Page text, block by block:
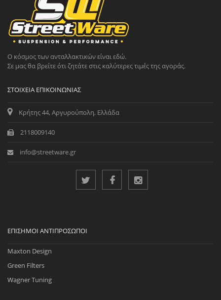
Ο κόσμος των ανταλλακτικών είναι εδώ.
Σε μας θα βρείτε ότι ζητάτε στις καλύτερες τιμές της αγοράς.
ΣΤΟΙΧΕΊΑ ΕΠΙΚΟΙΝΩΝΊΑΣ
Κρήτης 44, Αργυρούπολη, Ελλάδα
2118009140
info@streetware.gr
ΕΠΊΣΗΜΟΙ ΑΝΤΙΠΡΌΣΩΠΟΙ
Maxton Design
Green Filters
Wagner Tuning